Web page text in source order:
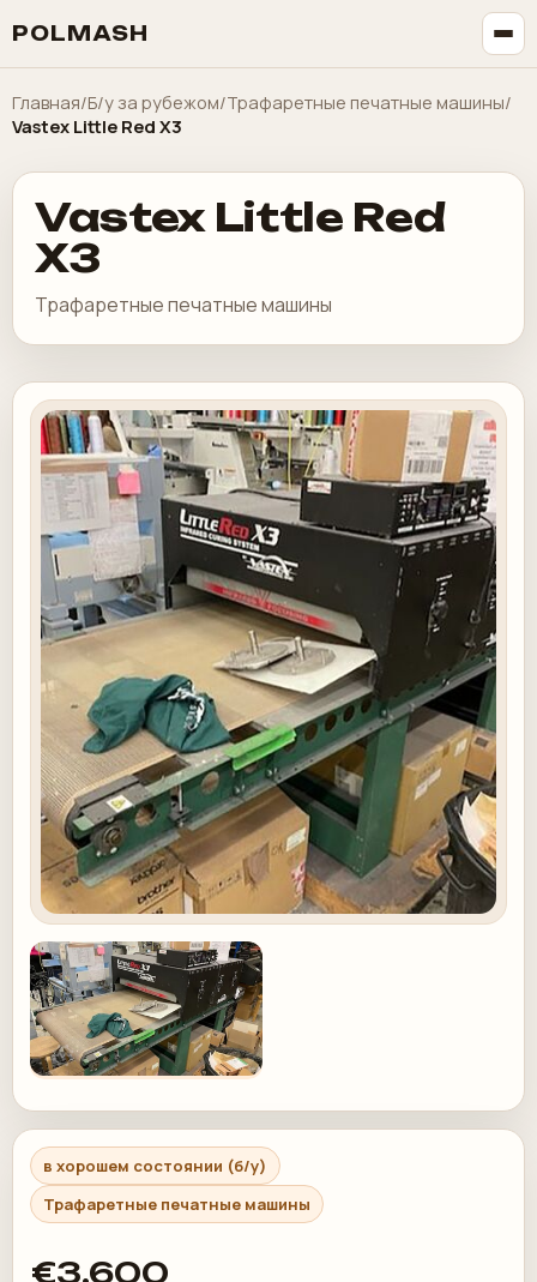
POLMASH
Главная/Б/у за рубежом/Трафаретные печатные машины/
Vastex Little Red X3
Vastex Little Red
X3
Трафаретные печатные машины
в хорошем состоянии (б/у)
Трафаретные печатные машины
€3,600